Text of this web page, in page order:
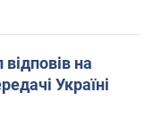
на
Україні